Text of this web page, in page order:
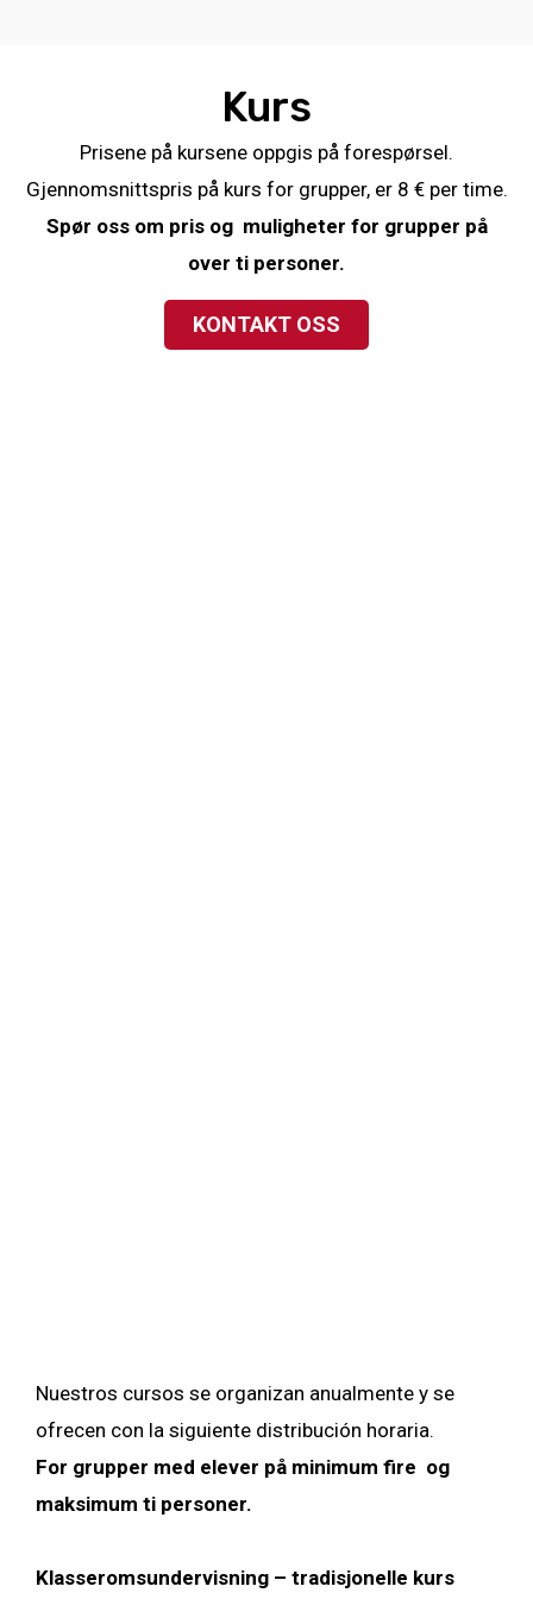
Kurs
Prisene på kursene oppgis på forespørsel.
Gjennomsnittspris på kurs for grupper, er 8 € per time.
Spør oss om pris og muligheter for grupper på
over ti personer.
KONTAKT OSS
Nuestros cursos se organizan anualmente y se
ofrecen con la siguiente distribución horaria.
For grupper med elever på minimum fire og
maksimum ti personer.
Klasseromsundervisning – tradisjonelle kurs